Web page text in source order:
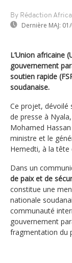
By Rédaction
Dernière MAJ:
L’Union africaine
gouvernement
soutien rapide
soudanaise.
Ce projet, dévoilé
de presse à
Mohamed
ministre et le
Hemedti, à la tête
Dans un
de paix et de
constitue une
nationale
communauté
gouvernement
fragmentation du